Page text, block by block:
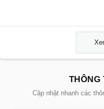
THÔNG
Cập nhật nhanh các